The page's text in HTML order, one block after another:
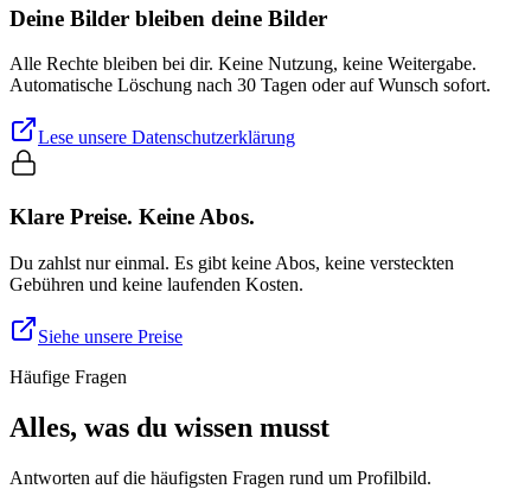
Deine Bilder bleiben deine Bilder
Alle Rechte bleiben bei dir. Keine Nutzung, keine Weitergabe.
Automatische Löschung nach 30 Tagen oder auf Wunsch sofort.
Lese unsere Datenschutzerklärung
Klare Preise. Keine Abos.
Du zahlst nur einmal. Es gibt keine Abos, keine versteckten
Gebühren und keine laufenden Kosten.
Siehe unsere Preise
Häufige Fragen
Alles, was du wissen musst
Antworten auf die häufigsten Fragen rund um Profilbild.